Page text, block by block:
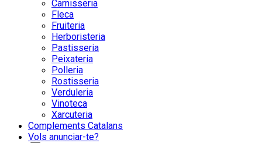
Carnisseria
Fleca
Fruiteria
Herboristeria
Pastisseria
Peixateria
Polleria
Rostisseria
Verduleria
Vinoteca
Xarcuteria
Complements Catalans
Vols anunciar-te?